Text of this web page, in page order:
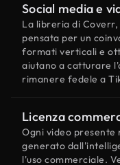
Social media e
La libreria di
pensata per un
formati verticali e
aiutano a catturare
rimanere fedele a
Licenza
Ogni video presente
generato
l'uso commerciale.